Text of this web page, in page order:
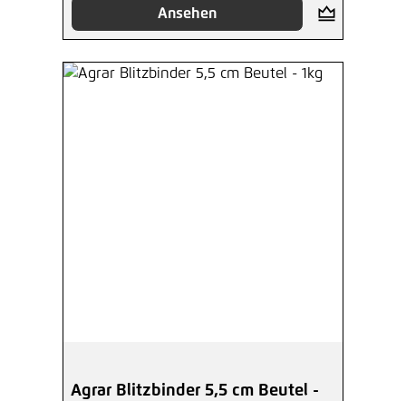
Ansehen
Agrar Blitzbinder 5,5 cm Beutel -